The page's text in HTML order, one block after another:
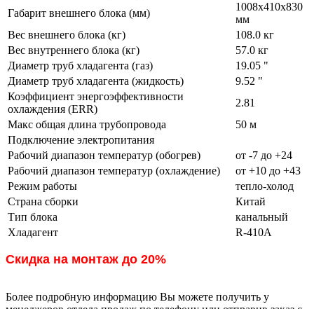
Габарит внешнего блока (мм)
1008х410х830
мм
Вес внешнего блока (кг)
108.0 кг
Вес внутреннего блока (кг)
57.0 кг
Диаметр труб хладагента (газ)
19.05 "
Диаметр труб хладагента (жидкость)
9.52 "
Коэффициент энергоэффективности
охлаждения (ERR)
2.81
Макс общая длина трубопровода
50 м
Подключение электропитания
Рабочий диапазон температур (обогрев)
от -7 до +24
Рабочий диапазон температур (охлаждение)
от +10 до +43
Режим работы
тепло-холод
Страна сборки
Китай
Тип блока
канальный
Хладагент
R-410A
Скидка на монтаж до 20%
Более подробную информацию Вы можете получить у